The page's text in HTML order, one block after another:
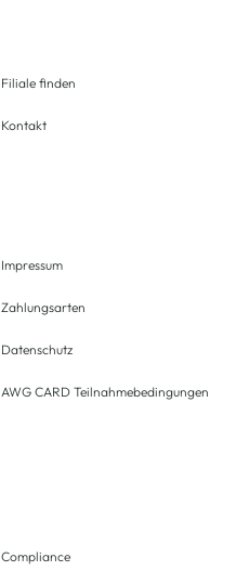
Filiale finden
Kontakt
Impressum
Zahlungsarten
Datenschutz
AWG CARD Teilnahmebedingungen
Compliance